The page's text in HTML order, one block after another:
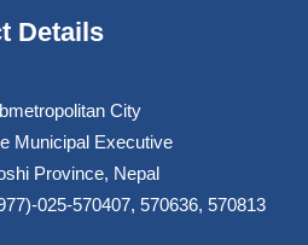
Details
City
Municipal Executive
Province, Nepal
025-570407, 570636, 570813